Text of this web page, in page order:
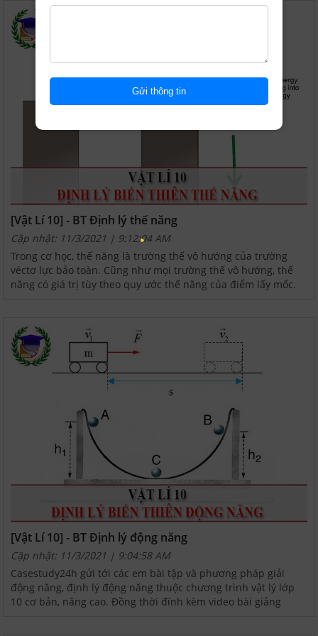
[Vật Lí 10] - BT Định lý thế năng
Cập nhật: 11/3/2021 | 9:12:04 AM
Trong cơ học, thế năng là trường thế vô hướng của trường
véctơ lực bảo toàn. Cũng như mọi trường thế vô hướng, thế
năng có giá trị tùy theo quy ước thế năng của điểm lấy mốc.
[Vật Lí 10] - BT Định lý động năng
Cập nhật: 11/3/2021 | 9:04:58 AM
Casestudy24h gửi tới các em bài tập và phương pháp giải
động năng, định lý động năng thuộc chương trình vật lý lớp
10 cơ bản, nâng cao. Đồng thời đính kèm video bài giảng